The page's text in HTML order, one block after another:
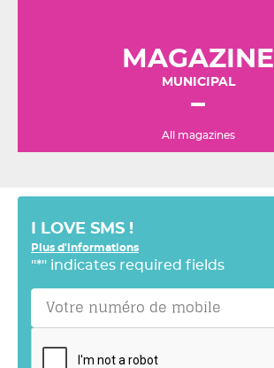
MAGAZINE
MUNICIPAL
All magazines
I LOVE SMS !
Plus d'informations
"*" indicates required fields